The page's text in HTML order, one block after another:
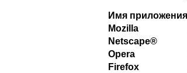
Имя приложения
Mozilla
Netscape®
Opera
Firefox